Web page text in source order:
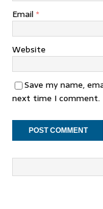
Email *
Website
Save my name,
next time I comment.